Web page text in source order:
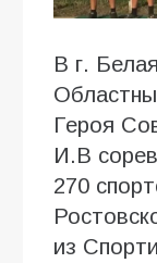
В г.
Героя
И.В
270
из